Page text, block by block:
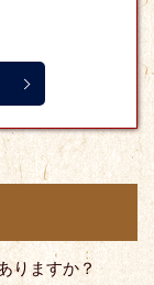
りますか？